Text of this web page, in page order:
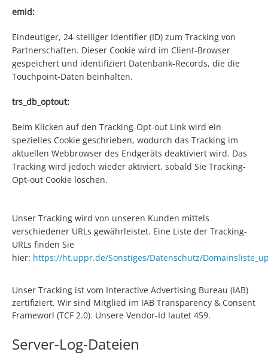
emid:
Eindeutiger, 24-stelliger Identifier (ID) zum Tracking von
Partnerschaften. Dieser Cookie wird im Client-Browser
gespeichert und identifiziert Datenbank-Records, die die
Touchpoint-Daten beinhalten.
trs_db_optout:
Beim Klicken auf den Tracking-Opt-out Link wird ein
spezielles Cookie geschrieben, wodurch das Tracking im
aktuellen Webbrowser des Endgeräts deaktiviert wird. Das
Tracking wird jedoch wieder aktiviert, sobald Sie Tracking-
Opt-out Cookie löschen.
Unser Tracking wird von unseren Kunden mittels
verschiedener URLs gewährleistet. Eine Liste der Tracking-
URLs finden Sie
hier: https://ht.uppr.de/Sonstiges/Datenschutz/
Unser Tracking ist vom Interactive Advertising Bureau (IAB)
zertifiziert. Wir sind Mitglied im IAB Transparency & Consent
Frameworl (TCF 2.0). Unsere Vendor-Id lautet 459.
Server-Log-Dateien